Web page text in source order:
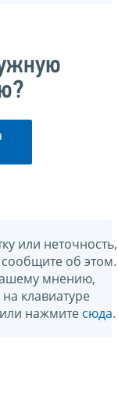
или неточность,
об этом.
мнению,
клавиатуре
нажмите сюда.